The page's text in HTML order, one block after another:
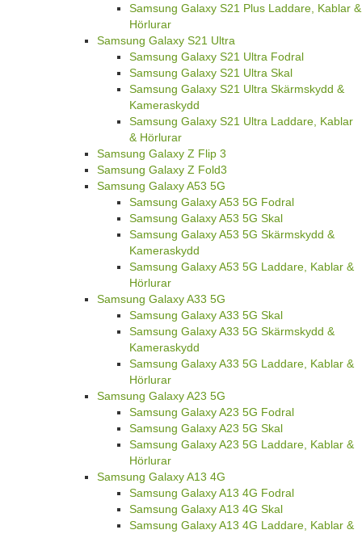
Samsung Galaxy S21 Plus Laddare, Kablar &
Hörlurar
Samsung Galaxy S21 Ultra
Samsung Galaxy S21 Ultra Fodral
Samsung Galaxy S21 Ultra Skal
Samsung Galaxy S21 Ultra Skärmskydd &
Kameraskydd
Samsung Galaxy S21 Ultra Laddare, Kablar
& Hörlurar
Samsung Galaxy Z Flip 3
Samsung Galaxy Z Fold3
Samsung Galaxy A53 5G
Samsung Galaxy A53 5G Fodral
Samsung Galaxy A53 5G Skal
Samsung Galaxy A53 5G Skärmskydd &
Kameraskydd
Samsung Galaxy A53 5G Laddare, Kablar &
Hörlurar
Samsung Galaxy A33 5G
Samsung Galaxy A33 5G Skal
Samsung Galaxy A33 5G Skärmskydd &
Kameraskydd
Samsung Galaxy A33 5G Laddare, Kablar &
Hörlurar
Samsung Galaxy A23 5G
Samsung Galaxy A23 5G Fodral
Samsung Galaxy A23 5G Skal
Samsung Galaxy A23 5G Laddare, Kablar &
Hörlurar
Samsung Galaxy A13 4G
Samsung Galaxy A13 4G Fodral
Samsung Galaxy A13 4G Skal
Samsung Galaxy A13 4G Laddare, Kablar &